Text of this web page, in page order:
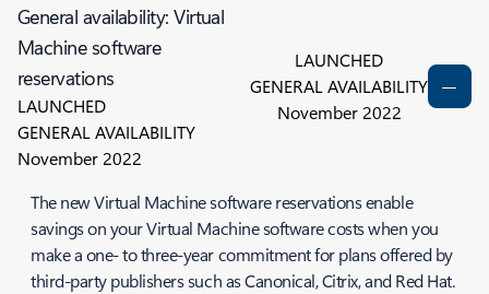
General availability: Virtual
Machine software
reservations
LAUNCHED
GENERAL AVAILABILITY
November 2022
LAUNCHED
GENERAL AVAILABILITY
November 2022
The new Virtual Machine software reservations enable
savings on your Virtual Machine software costs when you
make a one- to three-year commitment for plans offered by
third-party publishers such as Canonical, Citrix, and Red Hat.